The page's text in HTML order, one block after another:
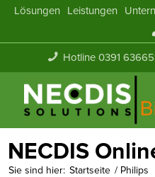
Lösungen Leistungen
Hotline 0391
NECDIS
Sie sind hier: Startseite / Philips